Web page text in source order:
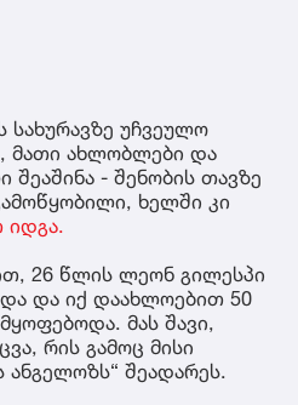
სახურავზე უჩვეულო
მათი ახლობლები და
შეაშინა - შენობის თავზე
ხელში კი
იდგა.
26 წლის ლეონ გილესპი
და იქ დაახლოებით 50
მას შავი,
რის გამოც მისი
ანგელოზს“ შეადარეს.